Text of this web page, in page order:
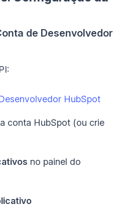
de Desenvolvedor
HubSpot
conta HubSpot (ou crie
no painel do